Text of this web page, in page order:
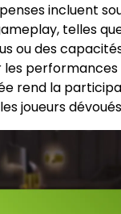
incluent
telles
ou des
performances
rend la
joueurs